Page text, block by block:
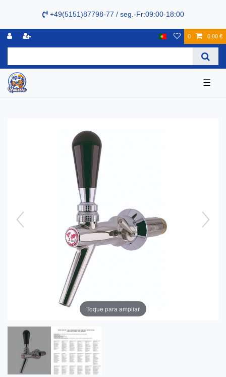
+49(5151)87798-77 / seg.-Fr:09:00-18:00
0 0,00 €
☰
Toque para ampliar